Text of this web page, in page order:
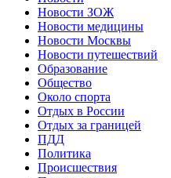
Новости ЗОЖ
Новости медицины
Новости Москвы
Новости путешествий
Образование
Общество
Около спорта
Отдых в России
Отдых за границей
ПДД
Политика
Происшествия